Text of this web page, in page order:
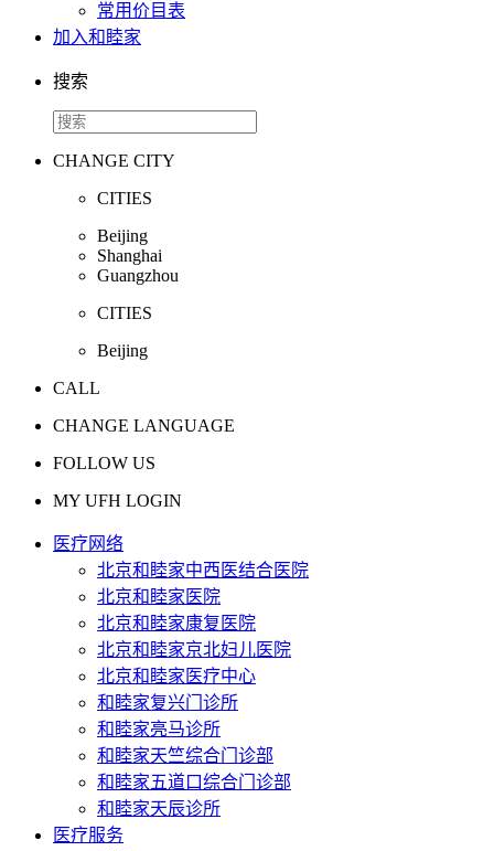
常用价目表
加入和睦家
搜索
CHANGE CITY
CITIES
Beijing
Shanghai
Guangzhou
CITIES
Beijing
CALL
CHANGE LANGUAGE
FOLLOW US
MY UFH LOGIN
医疗网络
北京和睦家中西医结合医院
北京和睦家医院
北京和睦家康复医院
北京和睦家京北妇儿医院
北京和睦家医疗中心
和睦家复兴门诊所
和睦家亮马诊所
和睦家天竺综合门诊部
和睦家五道口综合门诊部
和睦家天辰诊所
医疗服务